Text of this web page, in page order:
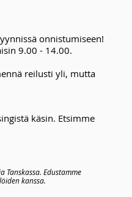
onnistumiseen!
9.00 - 14.00.
reilusti yli, mutta
käsin. Etsimme
Tanskassa. Edustamme
kanssa.